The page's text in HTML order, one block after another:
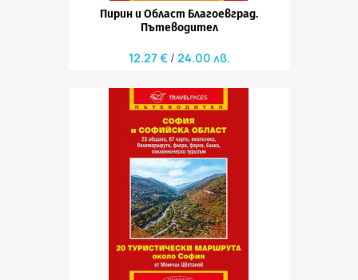
Пирин и Област Благоевград.
Пътеводител
12.27 € 24.00 лв.